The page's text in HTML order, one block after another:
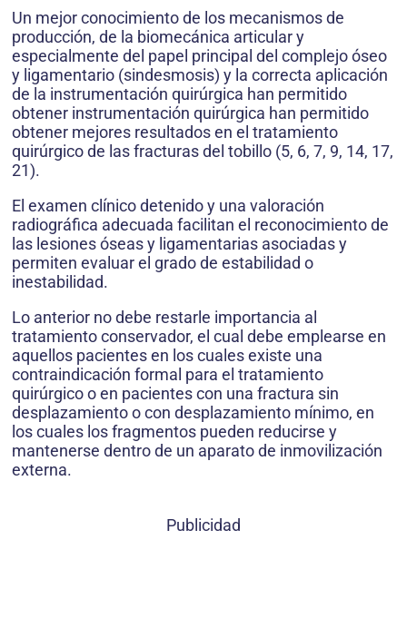
Un mejor conocimiento de los mecanismos de
producción, de la biomecánica articular y
especialmente del papel principal del complejo óseo
y ligamentario (sindesmosis) y la correcta aplicación
de la instrumentación quirúrgica han permitido
obtener instrumentación quirúrgica han permitido
obtener mejores resultados en el tratamiento
quirúrgico de las fracturas del tobillo (5, 6, 7, 9, 14, 17,
21).
El examen clínico detenido y una valoración
radiográfica adecuada facilitan el reconocimiento de
las lesiones óseas y ligamentarias asociadas y
permiten evaluar el grado de estabilidad o
inestabilidad.
Lo anterior no debe restarle importancia al
tratamiento conservador, el cual debe emplearse en
aquellos pacientes en los cuales existe una
contraindicación formal para el tratamiento
quirúrgico o en pacientes con una fractura sin
desplazamiento o con desplazamiento mínimo, en
los cuales los fragmentos pueden reducirse y
mantenerse dentro de un aparato de inmovilización
externa.
Publicidad